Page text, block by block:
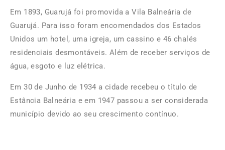
Em 1893, Guarujá foi promovida a Vila Balneária de
Guarujá. Para isso foram encomendados dos Estados
Unidos um hotel, uma igreja, um cassino e 46 chalés
residenciais desmontáveis. Além de receber serviços de
água, esgoto e luz elétrica.
Em 30 de Junho de 1934 a cidade recebeu o título de
Estância Balneária e em 1947 passou a ser considerada
município devido ao seu crescimento contínuo.